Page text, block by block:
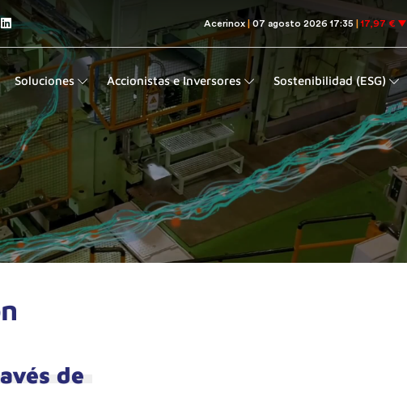
Soluciones Accionistas e Inversores Sostenibilidad (ESG)
de